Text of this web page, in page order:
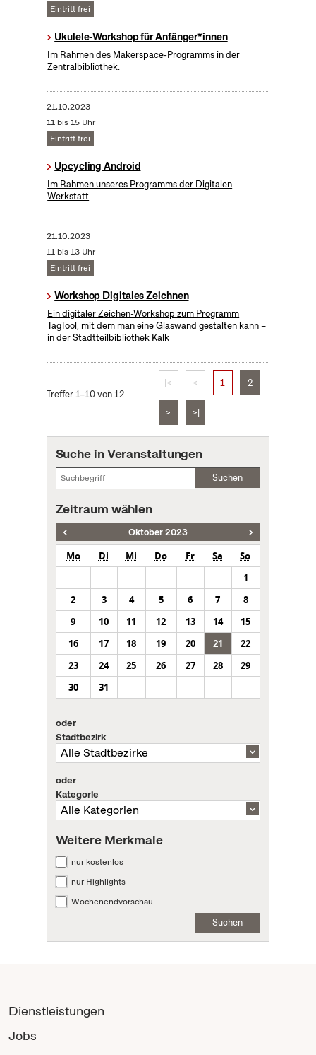
Eintritt frei
Ukulele-Workshop für Anfänger*innen
Im Rahmen des Makerspace-Programms in der
Zentralbibliothek.
21.10.2023
11 bis 15 Uhr
Eintritt frei
Upcycling Android
Im Rahmen unseres Programms der Digitalen
Werkstatt
21.10.2023
11 bis 13 Uhr
Eintritt frei
Workshop Digitales Zeichnen
Ein digitaler Zeichen-Workshop zum Programm
TagTool, mit dem man eine Glaswand gestalten kann –
in der Stadtteilbibliothek Kalk
Treffer 1–10 von 12
|< < 1 2
> >|
Suche in Veranstaltungen
Suchen
Zeitraum wählen
Oktober 2023
Mo Di Mi Do Fr Sa
So
1
2
3 4 5 6 7
8
9
10 11 12 13 14
15
16
17 18 19 20 21
22
23
24 25 26 27 28
29
30
31
oder
Stadtbezirk
oder
Kategorie
Weitere Merkmale
nur kostenlos
nur Highlights
Wochenendvorschau
Suchen
Dienstleistungen
Jobs